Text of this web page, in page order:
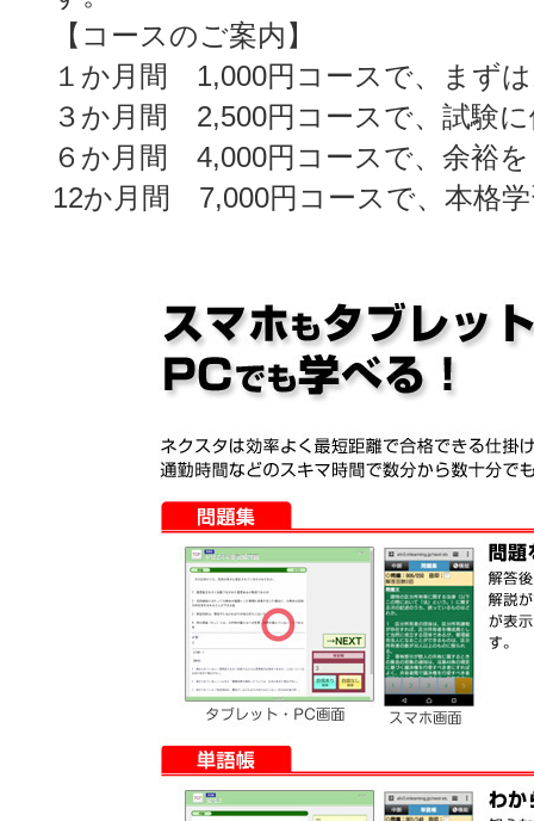
【コースのご案内】
１か月間 1,000円コースで、まず
３か月間 2,500円コースで、試験
６か月間 4,000円コースで、余裕
12か月間 7,000円コースで、本格